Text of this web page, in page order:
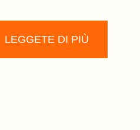
LEGGETE DI PIÙ